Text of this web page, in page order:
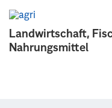
Landwirtschaft,
Nahrungsmittel